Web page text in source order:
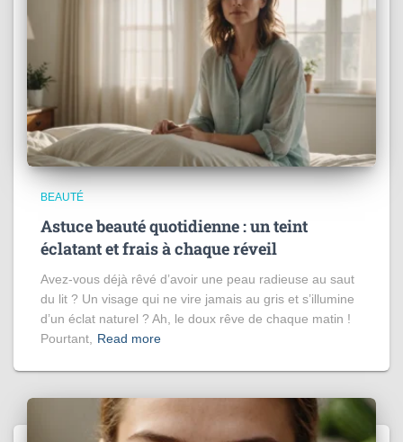
BEAUTÉ
Astuce beauté quotidienne : un teint
éclatant et frais à chaque réveil
Avez-vous déjà rêvé d’avoir une peau radieuse au saut
du lit ? Un visage qui ne vire jamais au gris et s’illumine
d’un éclat naturel ? Ah, le doux rêve de chaque matin !
Pourtant,
Read more